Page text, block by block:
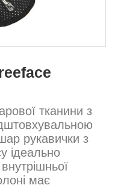
тканини з
рукавички з
ідеально
має